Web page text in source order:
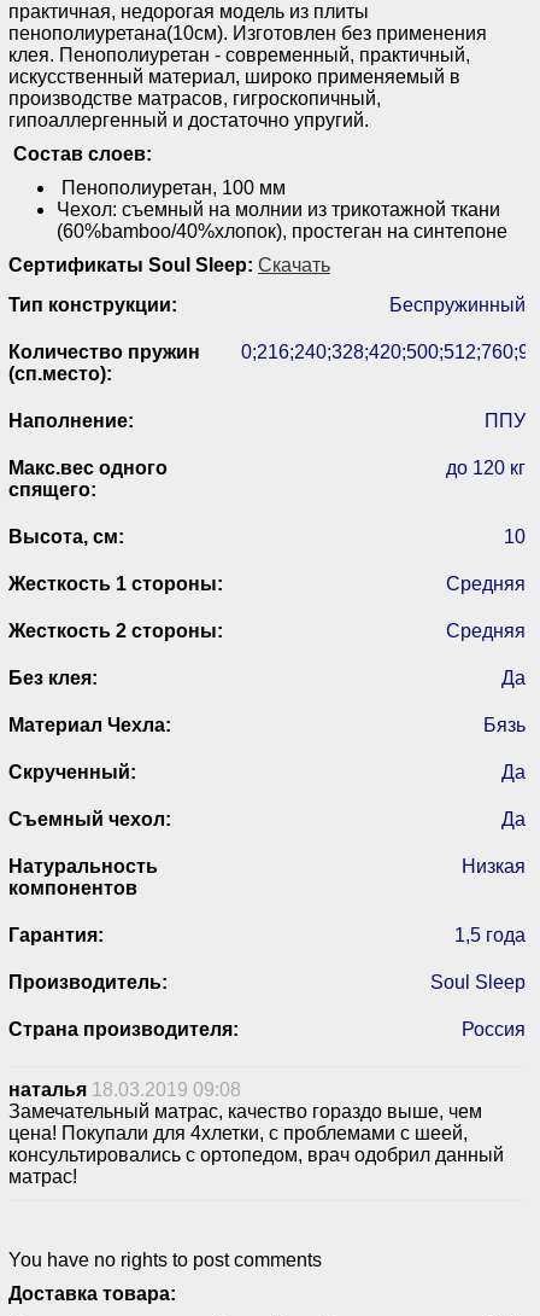
практичная, недорогая модель из плиты
пенополиуретана(10см). Изготовлен без применения
клея. Пенополиуретан - современный, практичный,
искусственный материал, широко применяемый в
производстве матрасов, гигроскопичный,
гипоаллергенный и достаточно упругий.
Состав слоев:
Пенополиуретан, 100 мм
Чехол: съемный на молнии из трикотажной ткани
(60%bamboo/40%хлопок), простеган на синтепоне
Сертификаты Soul Sleep: Скачать
Тип конструкции:
Беспружинный
Количество пружин
(сп.место):
Наполнение: ППУ
Макс.вес одного
спящего:
до 120 кг
Высота, см: 10
Жесткость 1 стороны: Средняя
Жесткость 2 стороны: Средняя
Без клея: Да
Материал Чехла: Бязь
Скрученный: Да
Съемный чехол: Да
Натуральность
компонентов
Низкая
Гарантия: 1,5 года
Производитель: Soul Sleep
Страна производителя: Россия
наталья 18.03.2019 09:08
Замечательный матрас, качество гораздо выше, чем
цена! Покупали для 4хлетки, с проблемами с шеей,
консультировались с ортопедом, врач одобрил данный
матрас!
You have no rights to post comments
Доставка товара: